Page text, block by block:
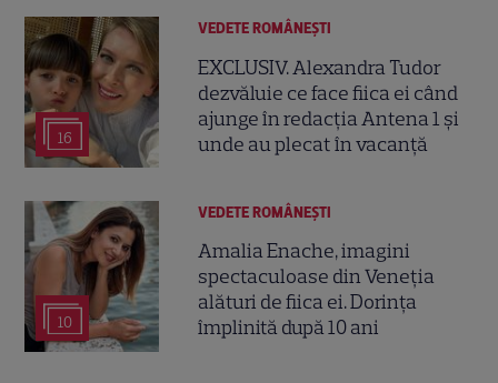
16
VEDETE ROMÂNEŞTI
EXCLUSIV. Alexandra Tudor
dezvăluie ce face fiica ei când
ajunge în redacția Antena 1 și
unde au plecat în vacanță
10
VEDETE ROMÂNEŞTI
Amalia Enache, imagini
spectaculoase din Veneția
alături de fiica ei. Dorința
împlinită după 10 ani